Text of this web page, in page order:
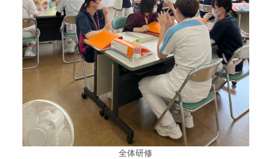
全体研修